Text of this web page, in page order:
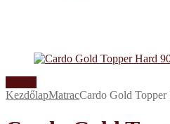
KezdőlapMatracCardo Gold